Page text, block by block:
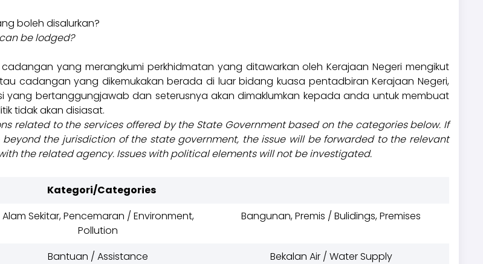
boleh disalurkan?
be lodged?
yang merangkumi perkhidmatan yang ditawarkan oleh Kerajaan Negeri mengikut
cadangan yang dikemukakan berada di luar bidang kuasa pentadbiran Kerajaan Negeri,
yang bertanggungjawab dan seterusnya akan dimaklumkan kepada anda untuk membuat
tidak akan disiasat.
related to the services offered by the State Government based on the categories below. If
the jurisdiction of the state government, the issue will be forwarded to the relevant
the related agency. Issues with political elements will not be investigated.
Kategori/Categories
Alam Sekitar, Pencemaran / Environment,
Pollution
Bangunan, Premis / Bulidings, Premises
Bantuan / Assistance
Bekalan Air / Water Supply